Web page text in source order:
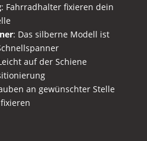
: Fahrradhalter fixieren dein
: Das silberne Modell ist
auf der Schiene
an gewünschter Stelle